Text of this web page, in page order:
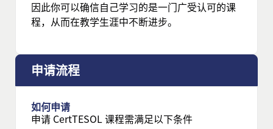
因此你可以确信自己学习的是一门广受认可的课
程，从而在教学生涯中不断进步。
申请流程
如何申请
申请 CertTESOL 课程需满足以下条件